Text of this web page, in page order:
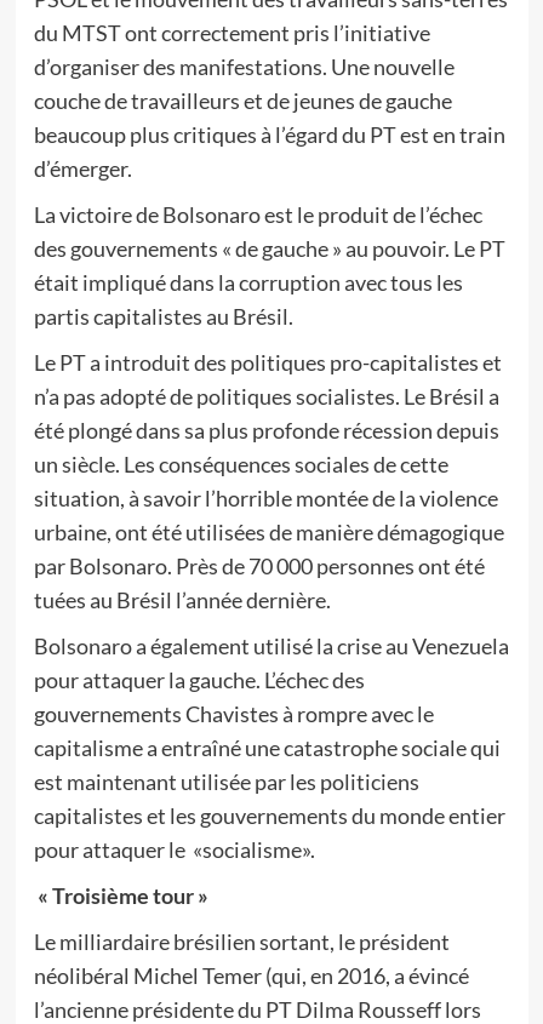
du MTST ont correctement pris l’initiative
d’organiser des manifestations. Une nouvelle
couche de travailleurs et de jeunes de gauche
beaucoup plus critiques à l’égard du PT est en train
d’émerger.
La victoire de Bolsonaro est le produit de l’échec
des gouvernements « de gauche » au pouvoir. Le PT
était impliqué dans la corruption avec tous les
partis capitalistes au Brésil.
Le PT a introduit des politiques pro-capitalistes et
n’a pas adopté de politiques socialistes. Le Brésil a
été plongé dans sa plus profonde récession depuis
un siècle. Les conséquences sociales de cette
situation, à savoir l’horrible montée de la violence
urbaine, ont été utilisées de manière démagogique
par Bolsonaro. Près de 70 000 personnes ont été
tuées au Brésil l’année dernière.
Bolsonaro a également utilisé la crise au Venezuela
pour attaquer la gauche. L’échec des
gouvernements Chavistes à rompre avec le
capitalisme a entraîné une catastrophe sociale qui
est maintenant utilisée par les politiciens
capitalistes et les gouvernements du monde entier
pour attaquer le «socialisme».
« Troisième tour »
Le milliardaire brésilien sortant, le président
néolibéral Michel Temer (qui, en 2016, a évincé
l’ancienne présidente du PT Dilma Rousseff lors